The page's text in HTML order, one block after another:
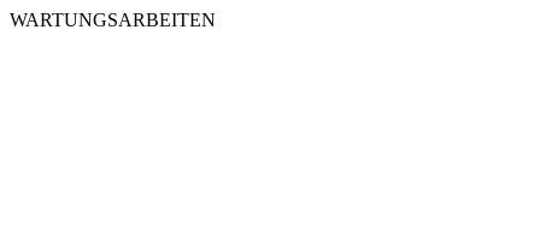
WARTUNGSARBEITEN